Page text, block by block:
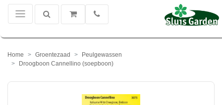
Home Groentezaad
Peulgewassen
Droogboon Cannellino (soepboon)